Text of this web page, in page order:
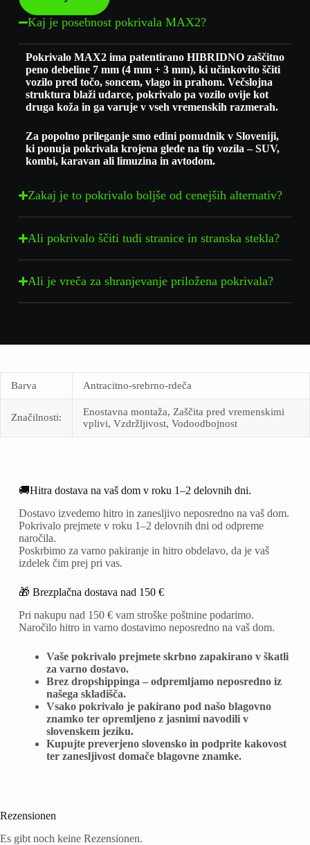
Kaj je posebnost pokrivala MAX2?
Pokrivalo MAX2 ima patentirano HIBRIDNO zaščitno
peno debeline 7 mm (4 mm + 3 mm), ki učinkovito ščiti
vozilo pred točo, soncem, vlago in prahom. Večslojna
struktura blaži udarce, pokrivalo pa vozilo ovije kot
druga koža in ga varuje v vseh vremenskih razmerah.
Za popolno prileganje smo edini ponudnik v Sloveniji,
ki ponuja pokrivala krojena glede na tip vozila – SUV,
kombi, karavan ali limuzina in avtodom.
Zakaj je to pokrivalo boljše od cenejših alternativ?
Ali pokrivalo ščiti tudi stranice in stranska stekla?
Ali je vreča za shranjevanje priložena pokrivala?
Barva Antracitno-srebrno-rdeča
Značilnosti:
Enostavna montaža, Zaščita pred vremenskimi
vplivi, Vzdržljivost, Vodoodbojnost
🚚Hitra dostava na vaš dom v roku 1–2 delovnih dni.
Dostavo izvedemo hitro in zanesljivo neposredno na vaš dom.
Pokrivalo prejmete v roku 1–2 delovnih dni od odpreme
naročila.
Poskrbimo za varno pakiranje in hitro obdelavo, da je vaš
izdelek čim prej pri vas.
🎁 Brezplačna dostava nad 150 €
Pri nakupu nad 150 € vam stroške poštnine podarimo.
Naročilo hitro in varno dostavimo neposredno na vaš dom.
Vaše pokrivalo prejmete skrbno zapakirano v škatli
za varno dostavo.
Brez dropshippinga – odpremljamo neposredno iz
našega skladišča.
Vsako pokrivalo je pakirano pod našo blagovno
znamko ter opremljeno z jasnimi navodili v
slovenskem jeziku.
Kupujte preverjeno slovensko in podprite kakovost
ter zanesljivost domače blagovne znamke.
Rezensionen
Es gibt noch keine Rezensionen.